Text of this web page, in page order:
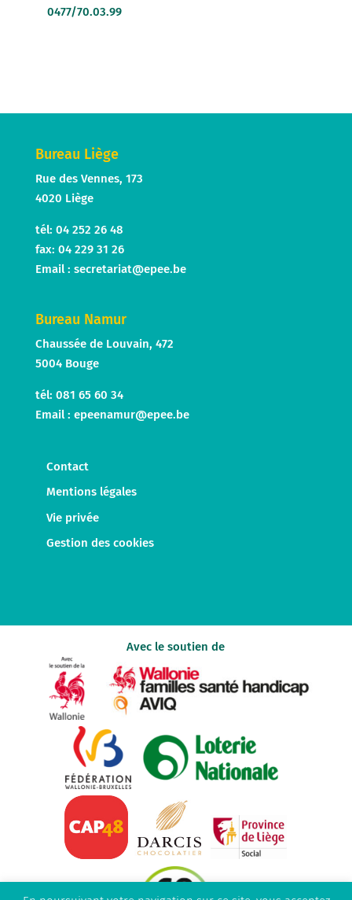
0477/70.03.99
Bureau Liège
Rue des Vennes, 173
4020 Liège
tél: 04 252 26 48
fax: 04 229 31 26
Email : secretariat@epee.be
Bureau Namur
Chaussée de Louvain, 472
5004 Bouge
tél: 081 65 60 34
Email : epeenamur@epee.be
Contact
Mentions légales
Vie privée
Gestion des cookies
Avec le soutien de